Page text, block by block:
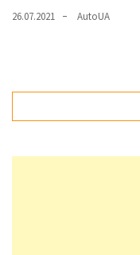
26.07.2021 AutoUA